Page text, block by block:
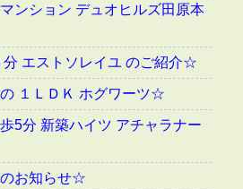
ンション デュオヒルズ田原本
エストソレイユ のご紹介☆
１ＬＤＫ ホグワーツ☆
5分 新築ハイツ アチャラナー
お知らせ☆